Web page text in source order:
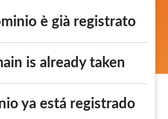
è già registrato
is already taken
ya está registrado